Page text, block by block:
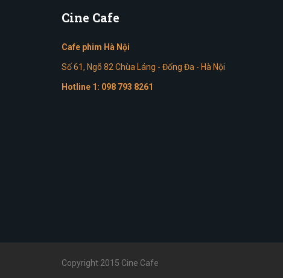
Cine Cafe
Cafe phim Hà Nội
Số 61, Ngõ 82 Chùa Láng - Đống Đa - Hà Nội
Hotline 1: 098 793 8261
Copyright 2015 Cine Cafe